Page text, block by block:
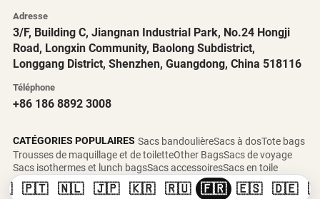
Adresse
3/F, Building C, Jiangnan Industrial Park, No.24 Hongji
Road, Longxin Community, Baolong Subdistrict,
Longgang District, Shenzhen, Guangdong, China 518116
Téléphone
+86 186 8892 3008
CATÉGORIES POPULAIRES Sacs bandoulièreSacs à dosTote bags
Trousses de maquillage et de toiletteOther BagsSacs de voyage
Sacs isothermes et lunch bagsSacs accessoiresSacs en toile
🇵🇹 🇳🇱 🇯🇵 🇰🇷 🇷🇺 🇫🇷 🇪🇸 🇩🇪